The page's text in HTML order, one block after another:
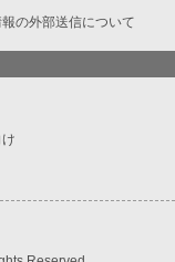
の外部送信について